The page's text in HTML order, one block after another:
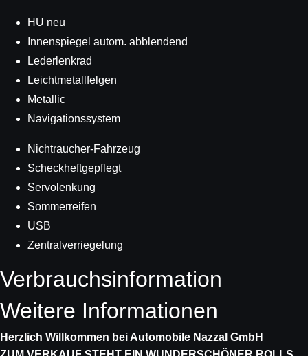
HU neu
Innenspiegel autom. abblendend
Lederlenkrad
Leichtmetallfelgen
Metallic
Navigationssystem
Nichtraucher-Fahrzeug
Scheckheftgepflegt
Servolenkung
Sommerreifen
USB
Zentralverriegelung
Verbrauchs­information
Weitere Informationen
Herzlich Willkommen bei Automobile Nazzal GmbH